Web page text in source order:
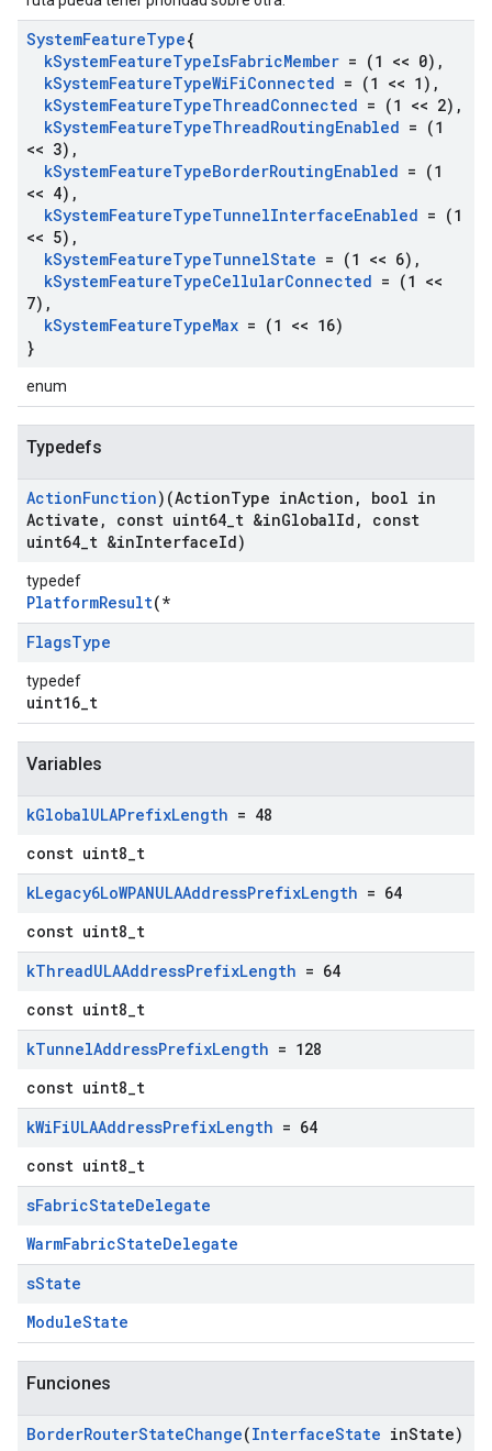
SystemFeatureType{
kSystemFeatureTypeIsFabricMember = (1 << 0) ,
kSystemFeatureTypeWiFiConnected = (1 << 1) ,
kSystemFeatureTypeThreadConnected = (1 << 2) ,
kSystemFeatureTypeThreadRoutingEnabled = (1
<< 3) ,
kSystemFeatureTypeBorderRoutingEnabled = (1
<< 4) ,
kSystemFeatureTypeTunnelInterfaceEnabled = (1
<< 5) ,
kSystemFeatureTypeTunnelState = (1 << 6) ,
kSystemFeatureTypeCellularConnected = (1 <<
7) ,
kSystemFeatureTypeMax = (1 << 16)
}
enum
Typedefs
ActionFunction)(ActionType inAction ,
bool in
Activate , const uint64 t &inGlobalId ,
const
uint64 t &inInterfaceId)
typedef
PlatformResult(*
FlagsType
typedef
uint16_t
Variables
kGlobalULAPrefixLength = 48
const uint8_t
kLegacy6LoWPANULAAddressPrefixLength = 64
const uint8_t
kThreadULAAddressPrefixLength = 64
const uint8_t
kTunnelAddressPrefixLength = 128
const uint8_t
kWiFiULAAddressPrefixLength = 64
const uint8_t
sFabricStateDelegate
WarmFabricStateDelegate
sState
ModuleState
Funciones
BorderRouterStateChange(InterfaceState inState)